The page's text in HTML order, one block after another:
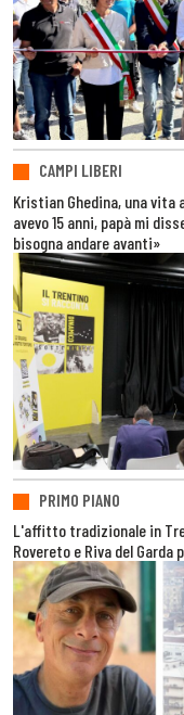
CAMPI LIBERI
Kristian Ghedina, una vita
avevo 15 anni, papà mi
bisogna andare avanti»
PRIMO PIANO
L'affitto tradizionale in
Rovereto e Riva del